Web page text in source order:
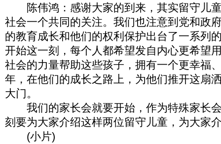
陈伟鸿：感谢大家的到来，其实留守儿
社会一个共同的关注。我们也注意到党和政
的教育成长和他们的权利保护出台了一系列
开始这一刻，每个人都希望发自内心更希望
社会的力量帮助这些孩子，拥有一个更幸福
年，在他们的成长之路上，为他们推开这扇
大门。
我们的家长会就要开始，作为特殊家长
刻要为大家介绍这样两位留守儿童，为大家
(小片)